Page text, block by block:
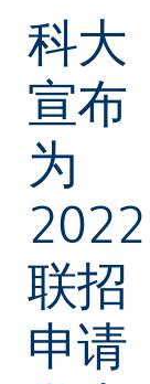
科大
宣布
为
2022
联招
申请